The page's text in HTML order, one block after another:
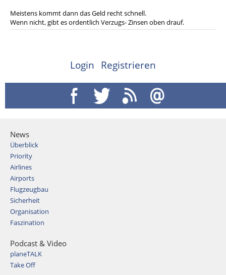
Meistens kommt dann das Geld recht schnell.
Wenn nicht, gibt es ordentlich Verzugs- Zinsen oben drauf.
Login Registrieren
News
Überblick
Priority
Airlines
Airports
Flugzeugbau
Sicherheit
Organisation
Faszination
Podcast & Video
planeTALK
Take Off